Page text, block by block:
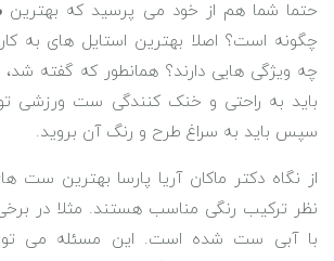
حتما شما هم از خود می پرسید که بهترین
چگونه است؟ اصلا بهترین استایل های به
چه ویژگی هایی دارند؟ همانطور که گفته شد،
باید به راحتی و خنک کنندگی ست ورزشی
سپس باید به سراغ طرح و رنگ آن بروید.
از نگاه دکتر ماکان آریا پارسا بهترین ست
نظر ترکیب رنگی مناسب هستند. مثلا در
با آبی ست شده است. این مسئله می